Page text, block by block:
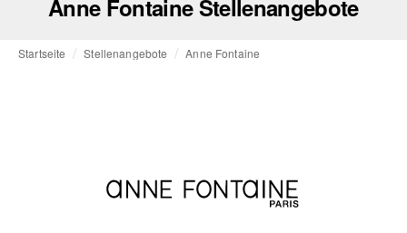
Anne Fontaine Stellenangebote
Startseite Stellenangebote Anne Fontaine